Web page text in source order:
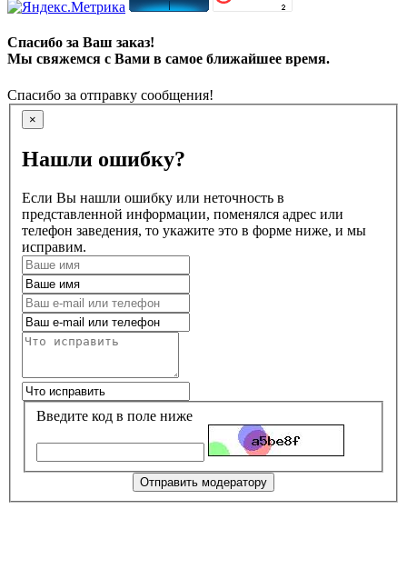
Спасибо за Ваш заказ!
Мы свяжемся с Вами в самое ближайшее время.
Спасибо за отправку сообщения!
×
Нашли ошибку?
Если Вы нашли ошибку или неточность в
представленной информации, поменялся адрес или
телефон заведения, то укажите это в форме ниже, и мы
исправим.
Введите код в поле ниже
Отправить модератору